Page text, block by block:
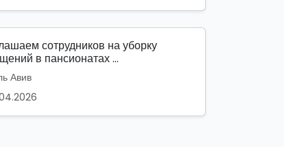
сотрудников на уборку
в пансионатах ...
Авив